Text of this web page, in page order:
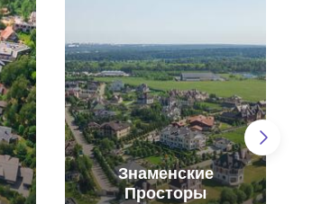
Знаменские
Просторы